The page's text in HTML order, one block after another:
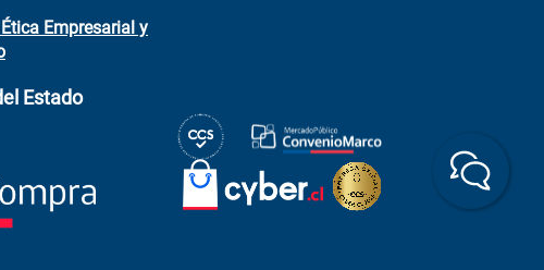
Empresarial y
Estado